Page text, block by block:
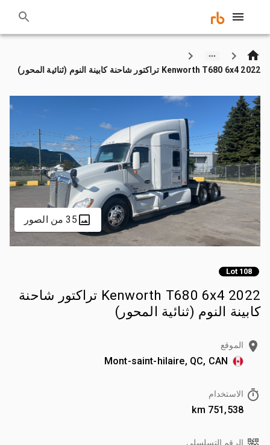
2022 Kenworth T680 6x4 تراكتور شاحنة كابينة النوم (ثنائية المحور)
35 من الصور
Lot 108
2022 Kenworth T680 6x4 تراكتور شاحنة
كابينة النوم (ثنائية المحور)
الموقع
Mont-saint-hilaire, QC, CAN
الاستخدام
751,538 km
الرقم التسلسلي